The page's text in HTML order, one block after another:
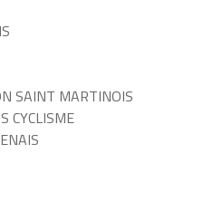
SAINT MARTINOIS
CYCLISME